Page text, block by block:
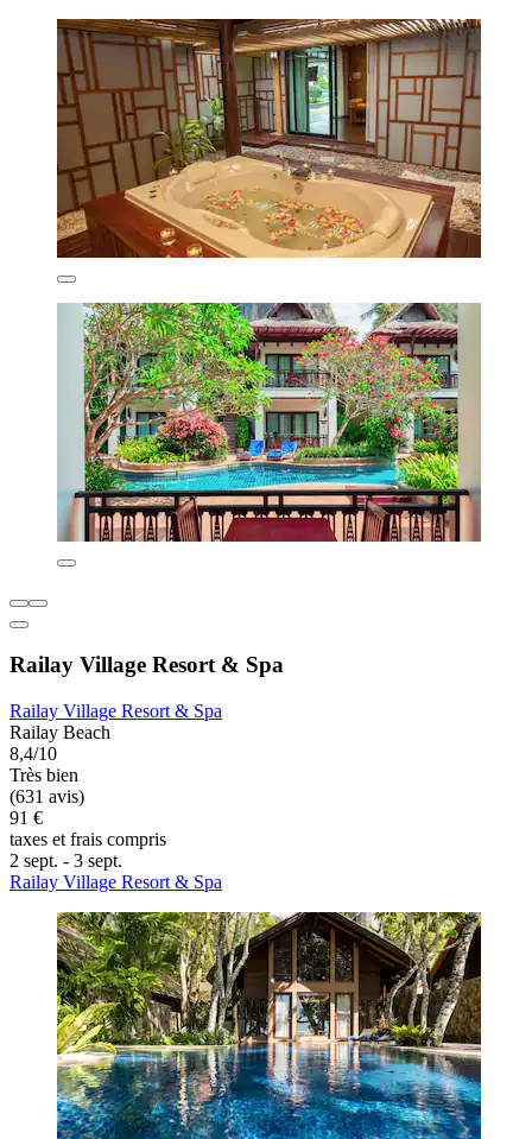
Railay Village Resort & Spa
Railay Village Resort & Spa
Railay Beach
8,4/10
Très bien
(631 avis)
91 €
taxes et frais compris
2 sept. - 3 sept.
Railay Village Resort & Spa